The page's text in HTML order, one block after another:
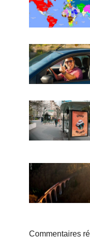
Commentaires